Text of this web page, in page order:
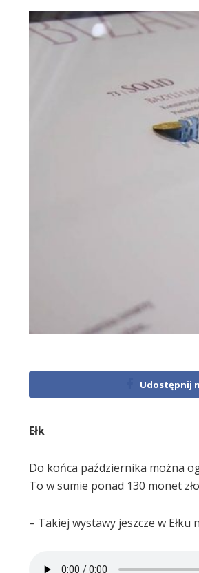
Udostępnij
Ełk
Do końca października można
To w sumie ponad 130 monet
– Takiej wystawy jeszcze w